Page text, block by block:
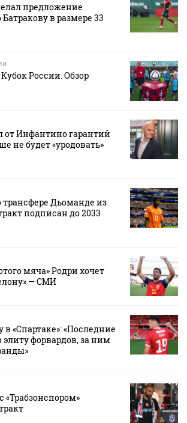
предложение
в размере 33
России. Обзор
от Инфантино гарантий
не будет «уродовать»
трансфере Дьоманде из
подписан до 2033
мяча» Родри хочет
— СМИ
«Спартаке»: «Последние
элиту форвардов, за ним
«Трабзонспором»